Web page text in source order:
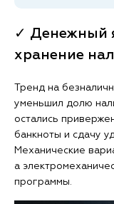
✓ Денежный
хранение
Тренд на
уменьшил долю
остались
банкноты и сдачу
Механические
а
программы.